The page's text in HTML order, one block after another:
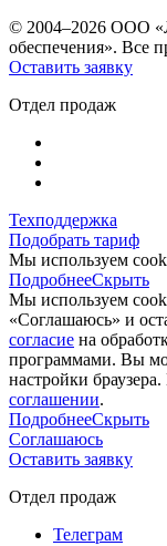
© 2004–2026 ООО
обеспечения». Все
Оставить заявку
Отдел продаж
Техподдержка
Подобрать тариф
Мы используем
ПодробнееСкрыть
Мы используем
«Соглашаюсь» и
согласие на
программами. Вы
настройки
соглашении.
ПодробнееСкрыть
Соглашаюсь
Оставить заявку
Отдел продаж
Телеграм